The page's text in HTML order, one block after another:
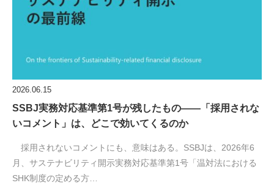
2026.06.15
SSBJ実務対応基準第1号が残したもの――「採用されな
いコメント」は、どこで効いてくるのか
採用されないコメントにも、意味はある。SSBJは、2026年6
月、サステナビリティ開示実務対応基準第1号「温対法における
SHK制度の定める方…